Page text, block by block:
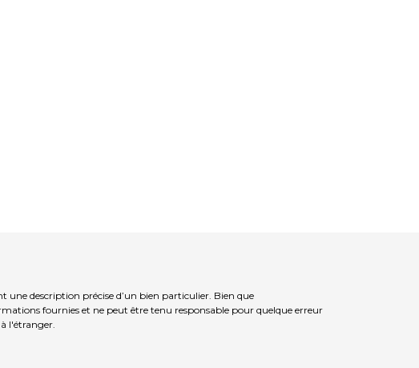
description précise d’un bien particulier. Bien que
fournies et ne peut être tenu responsable pour quelque erreur
l'étranger.